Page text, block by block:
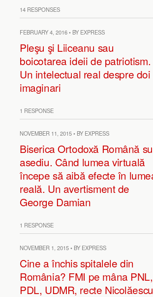
14 RESPONSES
FEBRUARY 4, 2016 • BY EXPRESS
Pleşu şi Liiceanu sau
boicotarea ideii de patriotism.
Un intelectual real despre doi
imaginari
1 RESPONSE
NOVEMBER 11, 2015 • BY EXPRESS
Biserica Ortodoxă Română
asediu. Când lumea virtuală
începe să aibă efecte în
reală. Un avertisment de
George Damian
1 RESPONSE
NOVEMBER 1, 2015 • BY EXPRESS
Cine a închis spitalele din
România? FMI pe mâna PNL,
PDL, UDMR, recte